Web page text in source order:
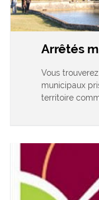
Arrêtés
Vous
municipaux
territoire